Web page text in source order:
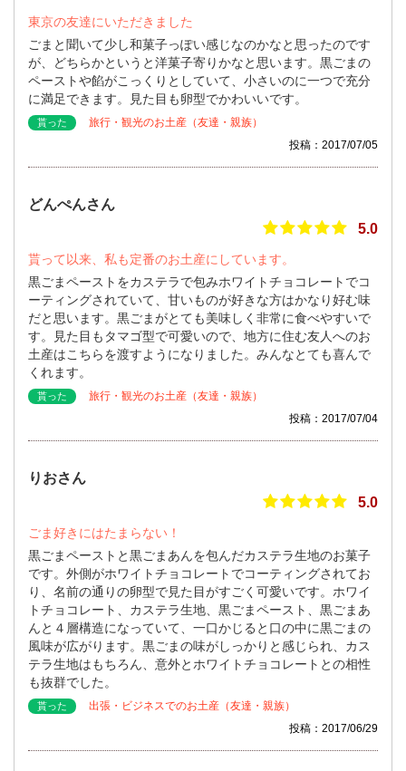
東京の友達にいただきました
ごまと聞いて少し和菓子っぽい感じなのかなと思ったのです
が、どちらかというと洋菓子寄りかなと思います。黒ごまの
ペーストや餡がこっくりとしていて、小さいのに一つで充分
に満足できます。見た目も卵型でかわいいです。
貰った
旅行・観光のお土産（友達・親族）
投稿：2017/07/05
どんぺんさん
5.0
貰って以来、私も定番のお土産にしています。
黒ごまペーストをカステラで包みホワイトチョコレートでコ
ーティングされていて、甘いものが好きな方はかなり好む味
だと思います。黒ごまがとても美味しく非常に食べやすいで
す。見た目もタマゴ型で可愛いので、地方に住む友人へのお
土産はこちらを渡すようになりました。みんなとても喜んで
くれます。
貰った
旅行・観光のお土産（友達・親族）
投稿：2017/07/04
りおさん
5.0
ごま好きにはたまらない！
黒ごまペーストと黒ごまあんを包んだカステラ生地のお菓子
です。外側がホワイトチョコレートでコーティングされてお
り、名前の通りの卵型で見た目がすごく可愛いです。ホワイ
トチョコレート、カステラ生地、黒ごまペースト、黒ごまあ
んと４層構造になっていて、一口かじると口の中に黒ごまの
風味が広がります。黒ごまの味がしっかりと感じられ、カス
テラ生地はもちろん、意外とホワイトチョコレートとの相性
も抜群でした。
貰った
出張・ビジネスでのお土産（友達・親族）
投稿：2017/06/29